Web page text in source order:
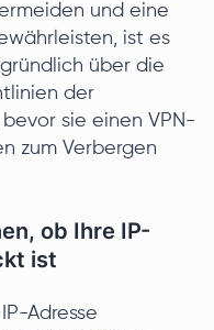
und eine
ist es
über die
der
sie einen VPN-
zum Verbergen
ob Ihre IP-
ist
Adresse